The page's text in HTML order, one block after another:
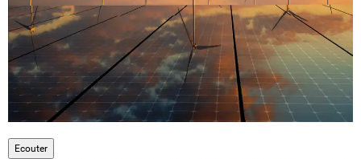
Hotels
Evenements
Contact
Ecouter